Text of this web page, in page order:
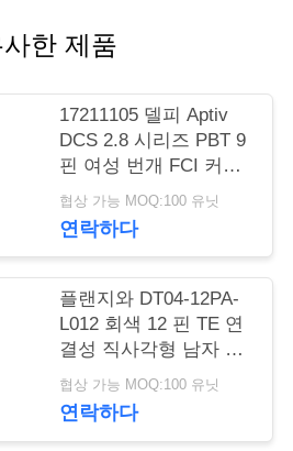
한 제품
17211105 델피 Aptiv
DCS 2.8 시리즈 PBT 9
핀 여성 번개 FCI 커넥
터
협상 가능 MOQ:100 유닛
연락하다
플랜지와 DT04-12PA-
L012 회색 12 핀 TE 연
결성 직사각형 남자 자
동차 연결기
협상 가능 MOQ:100 유닛
연락하다